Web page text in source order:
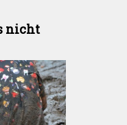
nicht